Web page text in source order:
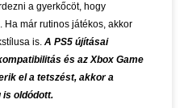
a gyerkőcöt, hogy
már rutinos játékos, akkor
is. A PS5 újításai
és az Xbox Game
el a tetszést, akkor a
is oldódott.